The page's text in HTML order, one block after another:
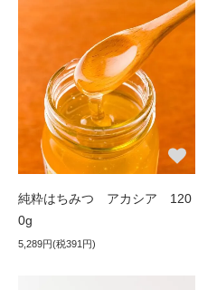
純粋はちみつ アカシア 120
0g
5,289円(税391円)